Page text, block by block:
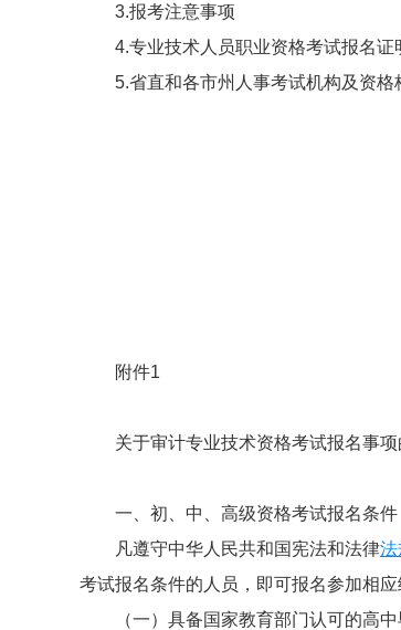
3.报考注意事项
4.专业技术人员职业资格考试报名证
5.省直和各市州人事考试机构及资格
附件1
关于审计专业技术资格考试报名事项
一、初、中、高级资格考试报名条件
凡遵守中华人民共和国宪法和法律法
考试报名条件的人员，即可报名参加相应
（一）具备国家教育部门认可的高